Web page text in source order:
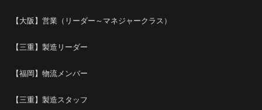
【大阪】営業（リーダー～マネジャークラス）
【三重】製造リーダー
【福岡】物流メンバー
【三重】製造スタッフ